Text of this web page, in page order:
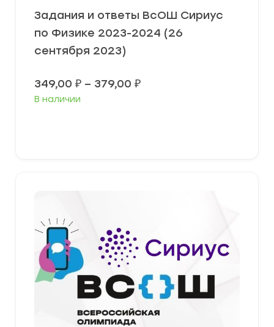
Задания и ответы ВсОШ Сириус
по Физике 2023-2024 (26
сентября 2023)
349,00 ₽ – 379,00 ₽Диапазон
В наличии